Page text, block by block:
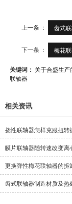
上一条 ： 齿式
下一条 ： 梅花
关键词： 关于合盛生
联轴器
相关资讯
挠性联轴器怎样克服扭转
膜片联轴器随转速改变离
更换弹性梅花联轴器的拆
齿式联轴器制造材质及热